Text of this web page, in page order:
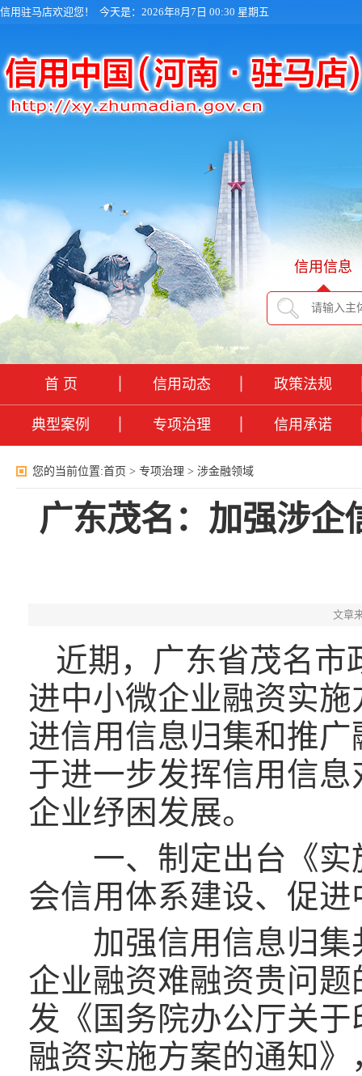
信用驻马店欢迎您！ 今天是：2026年8月7日 00:30 星期五
信用信息
首 页 信用动态 政策法规
典型案例 专项治理 信用承诺
您的当前位置:首页 > 专项治理 > 涉金融领域
广东茂名：加强涉企
文章
近期，广东省茂名市
进中小微企业融资实
进信用信息归集和推
于进一步发挥信用信
企业纾困发展。
一、制定出台《实
会信用体系建设、促
加强信用信息归集
企业融资难融资贵问
发《国务院办公厅关
融资实施方案的通知